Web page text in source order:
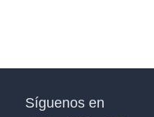
Síguenos en